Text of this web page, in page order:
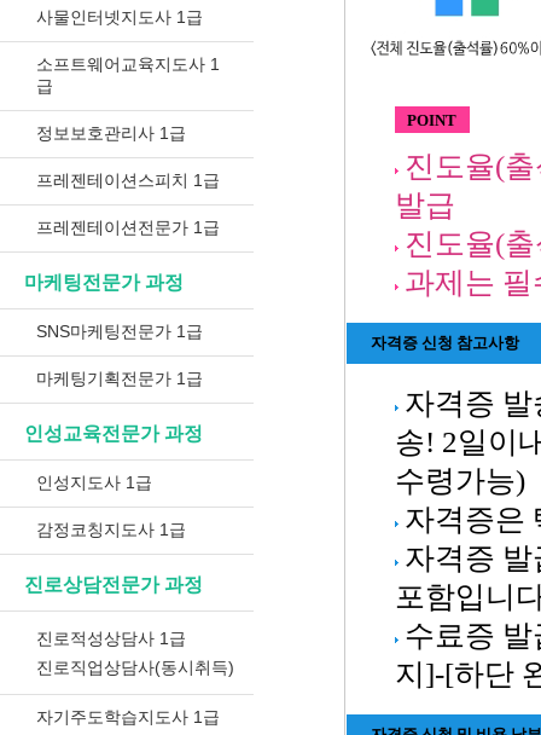
사물인터넷지도사 1급
소프트웨어교육지도사 1
급
정보보호관리사 1급
프레젠테이션스피치 1급
프레젠테이션전문가 1급
마케팅전문가 과정
SNS마케팅전문가 1급
마케팅기획전문가 1급
인성교육전문가 과정
인성지도사 1급
감정코칭지도사 1급
진로상담전문가 과정
진로적성상담사 1급
진로직업상담사(동시취득)
자기주도학습지도사 1급
POINT
진도율(
발급
진도율(
과제는
자격증 신청 참고사항
자격증
송! 2일이
수령가능)
자격증은
자격증
포함입니
수료증
지]-[하단